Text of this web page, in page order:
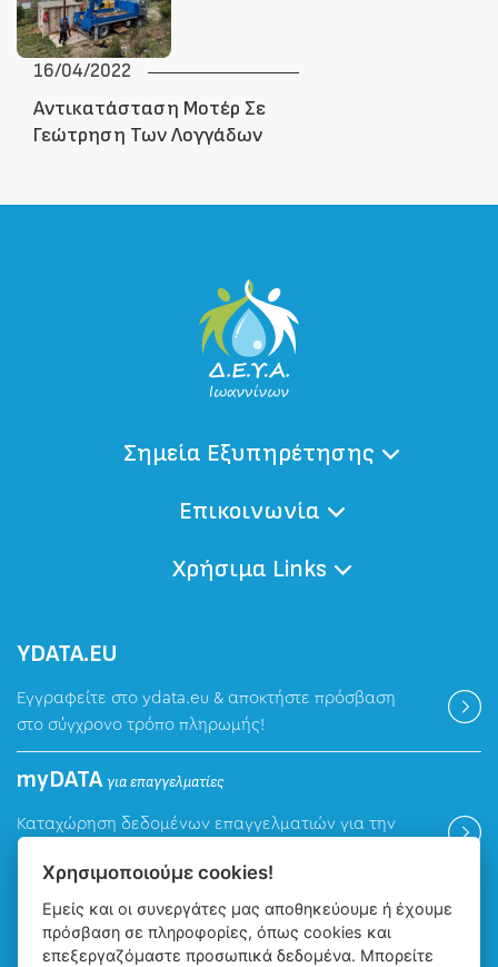
16/04/2022
Αντικατάσταση Μοτέρ Σε
Γεώτρηση Των Λογγάδων
Σημεία Εξυπηρέτησης
Επικοινωνία
Χρήσιμα Links
ΥDATA.EU
Εγγραφείτε στο ydata.eu & αποκτήστε πρόσβαση
στο σύγχρονο τρόπο πληρωμής!
myDATAγια επαγγελματίες
Καταχώρηση δεδομένων επαγγελματιών για την
Βρείτε μας
Χρησιμοποιούμε cookies!
Εμείς και οι συνεργάτες μας αποθηκεύουμε ή έχουμε
πρόσβαση σε πληροφορίες, όπως cookies και
επεξεργαζόμαστε προσωπικά δεδομένα. Μπορείτε